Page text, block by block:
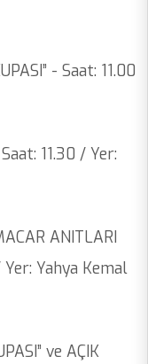
- Saat: 11.00
11.30 / Yer:
ANITLARI
Yer: Yahya Kemal
ve AÇIK